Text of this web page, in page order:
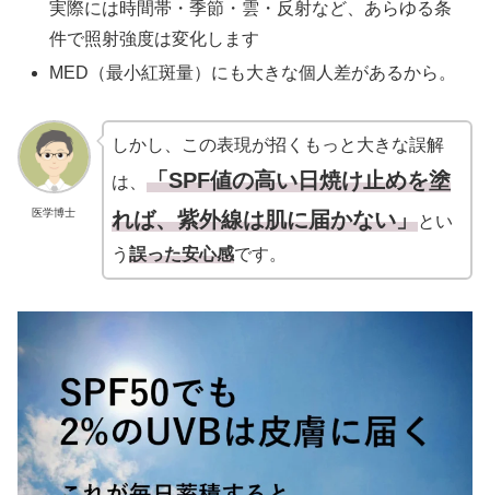
実際には時間帯・季節・雲・反射など、あらゆる条
件で照射強度は変化します
MED（最小紅斑量）にも大きな個人差があるから。
医学博士
しかし、この表現が招くもっと大きな誤解
は、 「SPF値の高い日焼け止めを塗
れば、紫外線は肌に届かない」とい
う 誤った安心感です。